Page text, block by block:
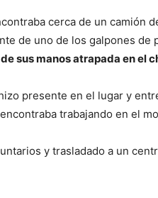
cerca de un camión
de uno de los galpones de
sus manos atrapada en el
presente en el lugar y
trabajando en el
y trasladado a un